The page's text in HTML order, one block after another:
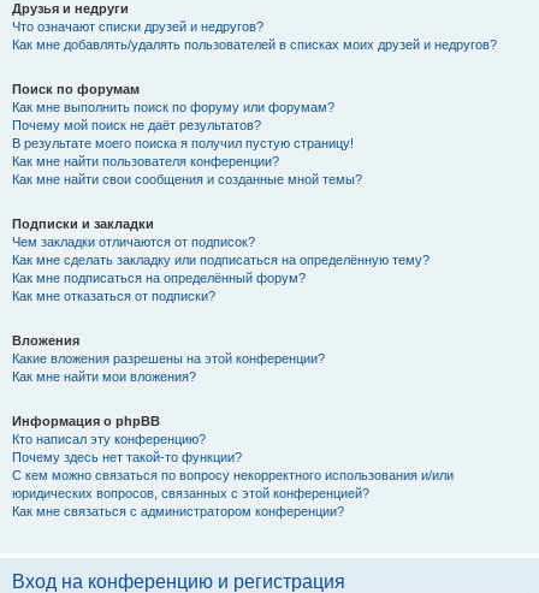
Друзья и недруги
Что означают списки друзей и недругов?
Как мне добавлять/удалять пользователей в списках моих друзей и недругов?
Поиск по форумам
Как мне выполнить поиск по форуму или форумам?
Почему мой поиск не даёт результатов?
В результате моего поиска я получил пустую страницу!
Как мне найти пользователя конференции?
Как мне найти свои сообщения и созданные мной темы?
Подписки и закладки
Чем закладки отличаются от подписок?
Как мне сделать закладку или подписаться на определённую тему?
Как мне подписаться на определённый форум?
Как мне отказаться от подписки?
Вложения
Какие вложения разрешены на этой конференции?
Как мне найти мои вложения?
Информация о phpBB
Кто написал эту конференцию?
Почему здесь нет такой-то функции?
С кем можно связаться по вопросу некорректного использования и/или
юридических вопросов, связанных с этой конференцией?
Как мне связаться с администратором конференции?
Вход на конференцию и регистрация